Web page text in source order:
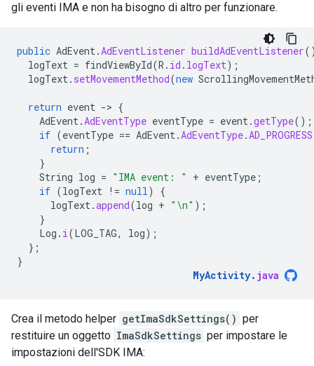
gli eventi IMA e non ha bisogno di altro per funzionare.
public AdEvent.AdEventListener buildAdEventListener
logText = findViewById(R . id . logText);
logText. setMovementMethod(new
return event -> {
AdEvent.AdEventType eventType = event.getType();
if (eventType == AdEvent.AdEventType.AD_PROGRESS
return ;
}
String log = "IMA event: " + eventType ;
if (logText != null)
{
logText.append(log + "\n" );
}
Log . i(LOG_TAG, log);
};
}
MyActivity. java
Crea il metodo helper getImaSdkSettings() per
restituire un oggetto ImaSdkSettings per impostare le
impostazioni dell'SDK IMA: